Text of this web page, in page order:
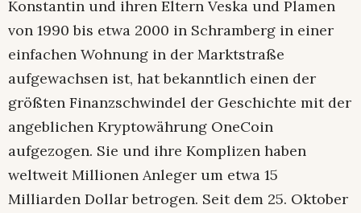
Konstantin und ihren Eltern Veska und Plamen
von 1990 bis etwa 2000 in Schramberg in einer
einfachen Wohnung in der Marktstraße
aufgewachsen ist, hat bekanntlich einen der
größten Finanzschwindel der Geschichte mit der
angeblichen Kryptowährung OneCoin
aufgezogen. Sie und ihre Komplizen haben
weltweit Millionen Anleger um etwa 15
Milliarden Dollar betrogen. Seit dem 25. Oktober